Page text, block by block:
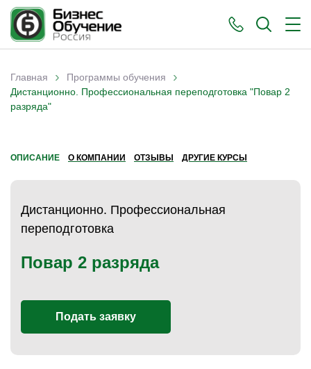
Вы здесь
Главная › Программы обучения ›
Дистанционно. Профессиональная переподготовка "Повар 2
разряда"
ОПИСАНИЕ О КОМПАНИИ ОТЗЫВЫ ДРУГИЕ КУРСЫ
Дистанционно. Профессиональная
переподготовка
Повар 2 разряда
Подать заявку